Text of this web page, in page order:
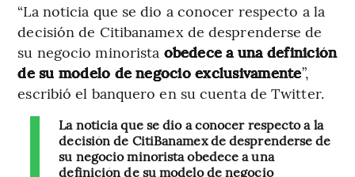
“La noticia que se dio a conocer respecto a la
decisión de Citibanamex de desprenderse de
su negocio minorista obedece a una definición
de su modelo de negocio exclusivamente”,
escribió el banquero en su cuenta de Twitter.
La noticia que se dio a conocer respecto a la
decisión de CitiBanamex de desprenderse de
su negocio minorista obedece a una
definición de su modelo de negocio